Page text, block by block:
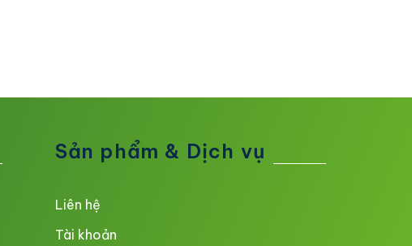
Sản phẩm & Dịch vụ
Liên hệ
Tài khoản